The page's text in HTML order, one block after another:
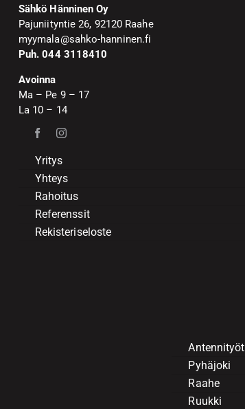
Sähkö Hänninen Oy
Pajuniityntie 26, 92120 Raahe
myymala@sahko-hanninen.fi
Puh. 044 3118410
Avoinna
Ma – Pe 9 – 17
La 10 – 14
Yritys
Yhteys
Rahoitus
Referenssit
Rekisteriseloste
Antennityöt
Pyhäjoki
Raahe
Ruukki